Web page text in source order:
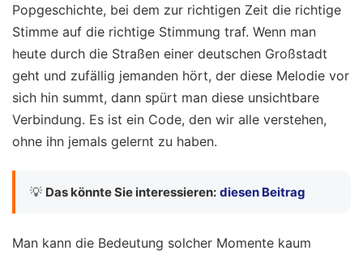
Popgeschichte, bei dem zur richtigen Zeit die richtige
Stimme auf die richtige Stimmung traf. Wenn man
heute durch die Straßen einer deutschen Großstadt
geht und zufällig jemanden hört, der diese Melodie vor
sich hin summt, dann spürt man diese unsichtbare
Verbindung. Es ist ein Code, den wir alle verstehen,
ohne ihn jemals gelernt zu haben.
💡 Das könnte Sie interessieren: diesen Beitrag
Man kann die Bedeutung solcher Momente kaum